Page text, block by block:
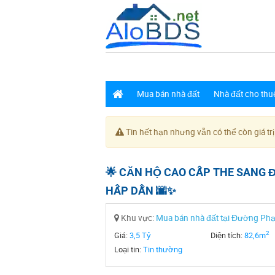
Mua bán nhà đất Nhà đất cho
Tin hết hạn nhưng vẫn có thể còn giá
🌟 CĂN HỘ CAO CẤP THE SANG
HẤP DẪN 🌆✨
Khu vực: Mua bán nhà đất tại Đường
Giá:3,5 Tỷ Diện tích:82,6m2
Loại tin:Tin thường